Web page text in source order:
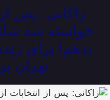
زاکانی: پس
خواسته شد
بدهم/ برای
تهران